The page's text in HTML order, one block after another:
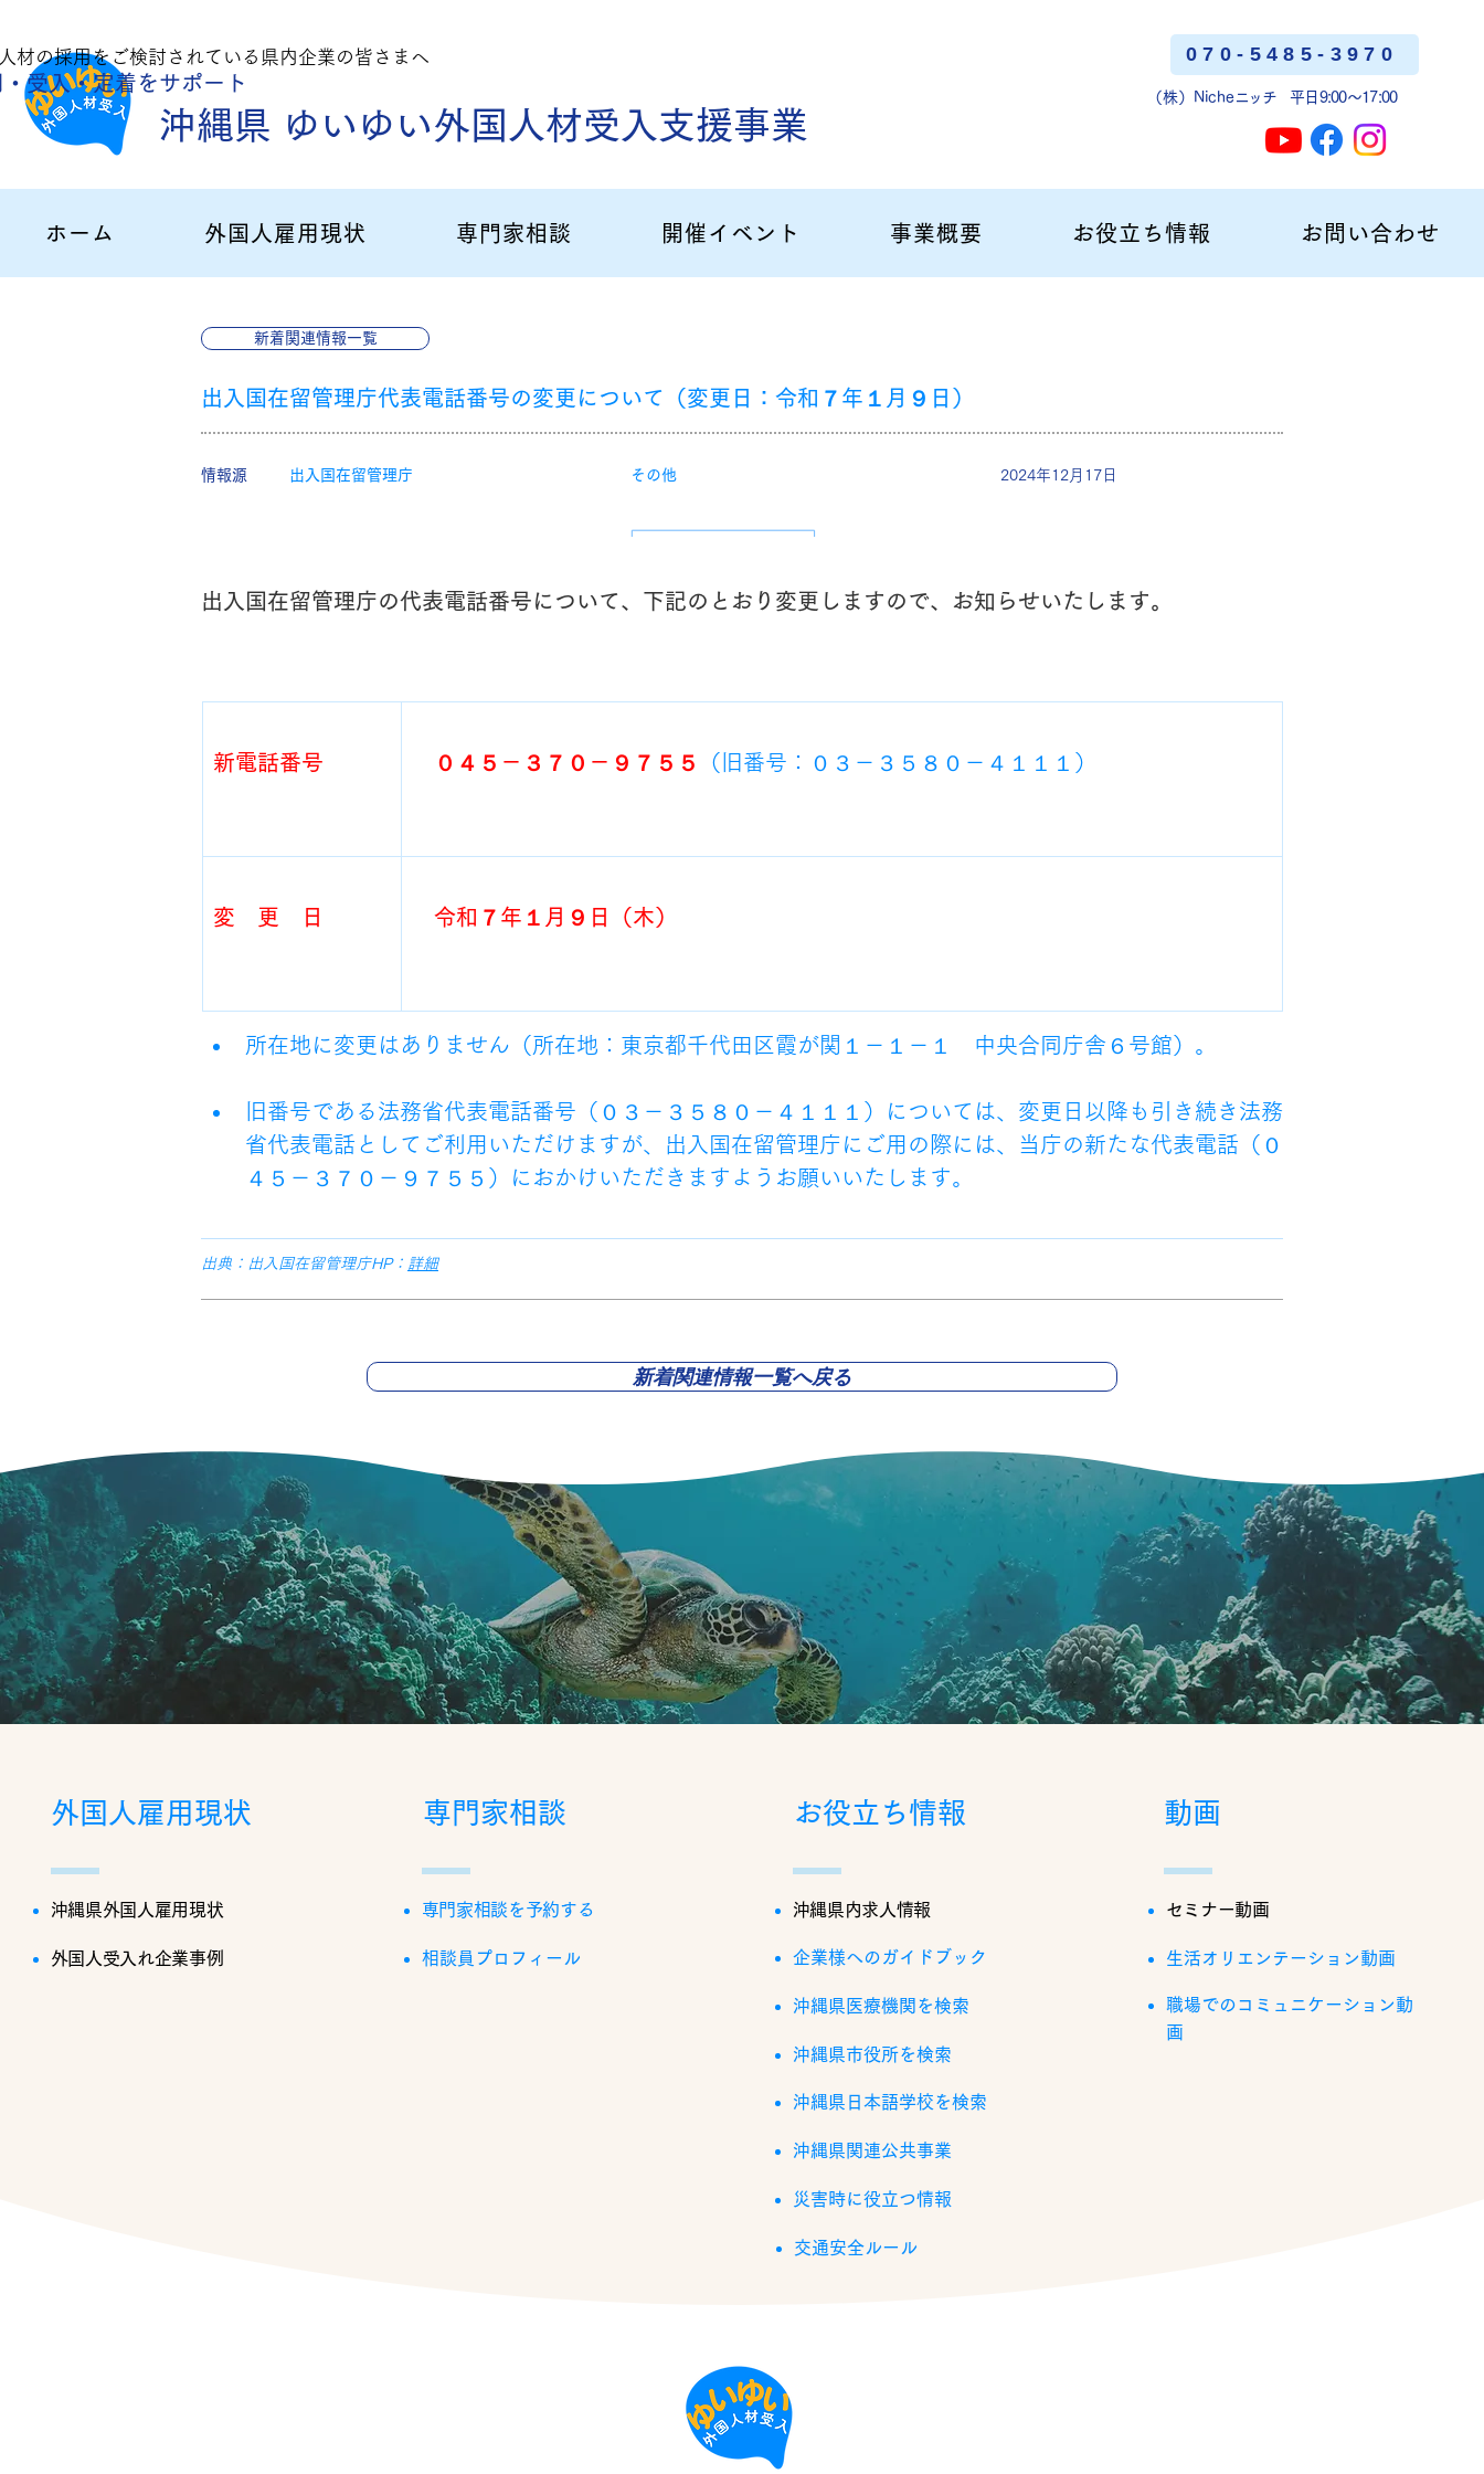
沖縄県 ゆいゆい外国人材受入支援事業
070-5485-3970
（株）Nicheニッチ 平日9:00〜17:00
材の採用をご検討されている県内企業の皆さまへ
受入・定着 をサポート
ホーム 外国人雇用現状 専門家相談 開催イベント 事業概要 お役立ち情報 お問い合わせ
新着関連情報一覧
出入国在留管理庁代表電話番号の変更について（変更日：令和７年１月９日）
​情報源 出入国在留管理庁 その他 2024年12月17日
出入国在留管理庁の代表電話番号について、下記のとおり変更しますので、お知らせいたします。
新電話番号 ０４５－３７０－９７５５ （旧番号：０３－３５８０－４１１１）
変　更　日 令和７年１月９日（木）
所在地に変更はありません（所在地：東京都千代田区霞が関１－１－１　中央合同庁舎６号館）。
旧番号である法務省代表電話番号（０３－３５８０－４１１１）については、変更日以降も引き続き法務
省代表電話としてご利用いただけますが、出入国在留管理庁にご用の際には、当庁の新たな代表電話（０
４５－３７０－９７５５）におかけいただきますようお願いいたします。
出典：出入国在留管理庁HP： 詳細
新着関連情報一覧へ戻る
外国人雇用現状
沖縄県外国人雇用現状
外国人受入れ企業事例
専門家相談
専門家相談を予約する
相談員プロフィール
お役立ち情報
沖縄県内求人情報
企業様へのガイドブック
沖縄県医療機関を検索
沖縄県市役所を検索
沖縄県日本語学校を検索
沖縄県関連公共事業
災害時に役立つ情報
交通安全ルール
動画
セミナー動画
生活オリエンテーション動画
職場でのコミュニケーション動
画